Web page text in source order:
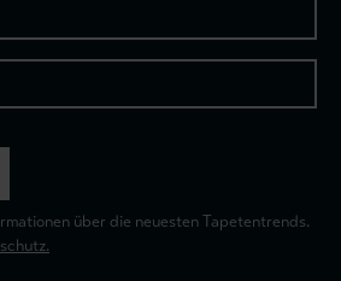
über die neuesten Tapetentrends.